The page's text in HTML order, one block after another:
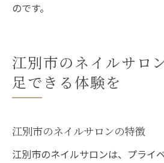
のです。
江別市のネイルサロ
足できる体験を
江別市のネイルサロンの特徴
江別市のネイルサロンは、プライ